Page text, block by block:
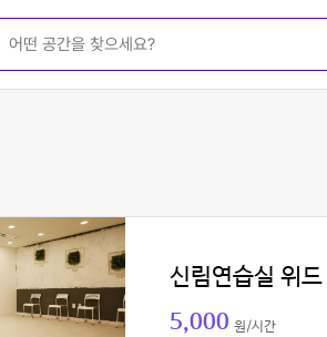
신림연습실 위
5,000 원/시간